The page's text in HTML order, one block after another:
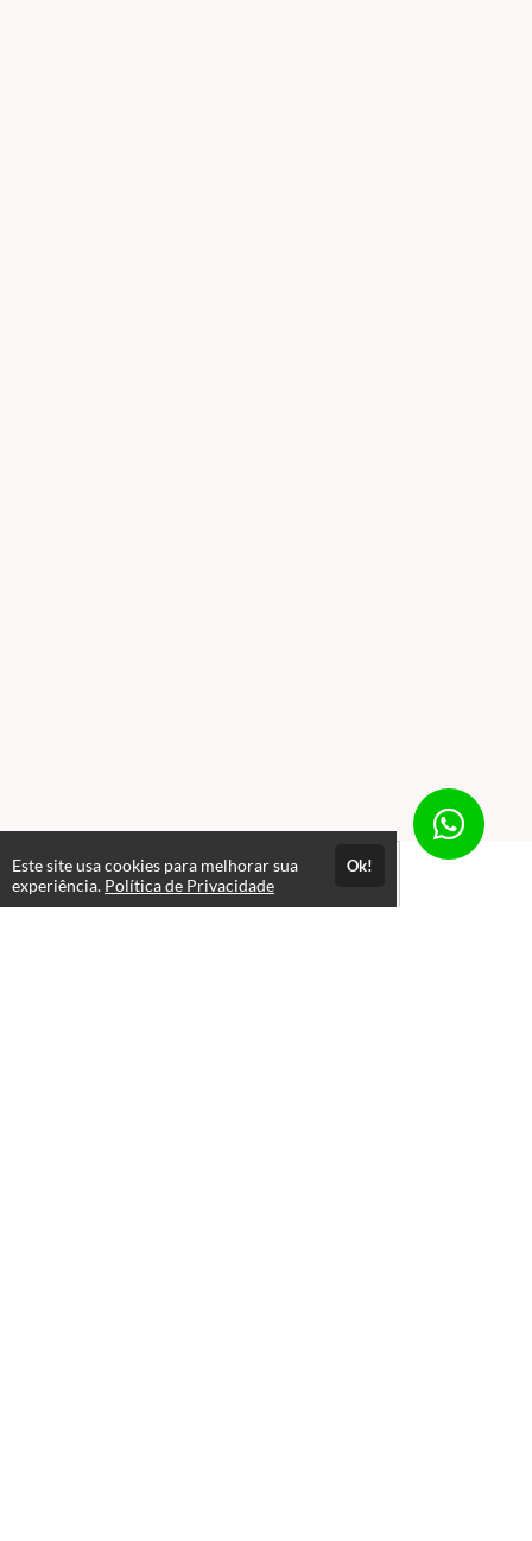
Este site usa cookies para melhorar sua
experiência. Política de Privacidade
Ok!